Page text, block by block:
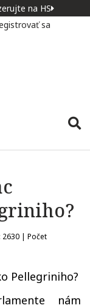
na HS
sa
2630 | Počet
Pellegriniho?
nám